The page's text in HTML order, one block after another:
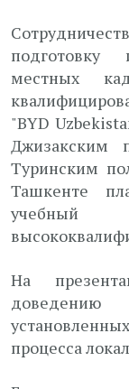
местных
"BYD
Джизакским
Туринским
Ташкенте
На
доведению
процесса